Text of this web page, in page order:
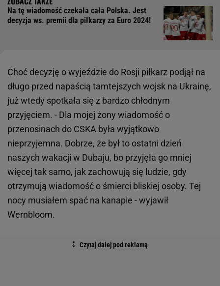
Na tę wiadomość czekała cała Polska. Jest
decyzja ws. premii dla piłkarzy za Euro 2024!
Choć decyzję o wyjeździe do Rosji piłkarz podjął na
długo przed napaścią tamtejszych wojsk na Ukrainę,
już wtedy spotkała się z bardzo chłodnym
przyjęciem. - Dla mojej żony wiadomość o
przenosinach do CSKA była wyjątkowo
nieprzyjemna. Dobrze, że był to ostatni dzień
naszych wakacji w Dubaju, bo przyjęła go mniej
więcej tak samo, jak zachowują się ludzie, gdy
otrzymują wiadomość o śmierci bliskiej osoby. Tej
nocy musiałem spać na kanapie - wyjawił
Wernbloom.